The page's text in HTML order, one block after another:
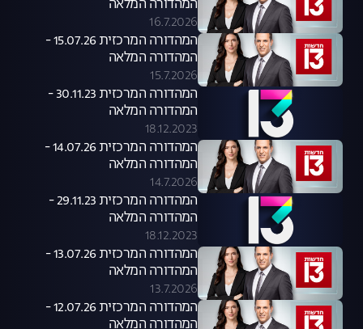
המהדורה המלאה
16.7.2026
המהדורה המרכזית 15.07.26 -
המהדורה המלאה
15.7.2026
המהדורה המרכזית 30.11.23 -
המהדורה המלאה
18.12.2023
המהדורה המרכזית 14.07.26 -
המהדורה המלאה
14.7.2026
המהדורה המרכזית 29.11.23 -
המהדורה המלאה
18.12.2023
המהדורה המרכזית 13.07.26 -
המהדורה המלאה
13.7.2026
המהדורה המרכזית 12.07.26 -
המהדורה המלאה